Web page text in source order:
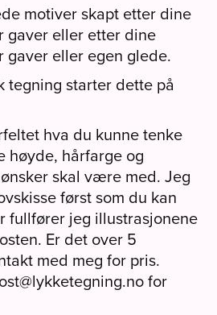
motiver skapt etter dine
gaver eller etter dine
gaver eller egen glede.
tegning starter dette på
hva du kunne tenke
høyde, hårfarge og
skal være med. Jeg
først som du kan
fullfører jeg illustrasjonene
Er det over 5
med meg for pris.
for